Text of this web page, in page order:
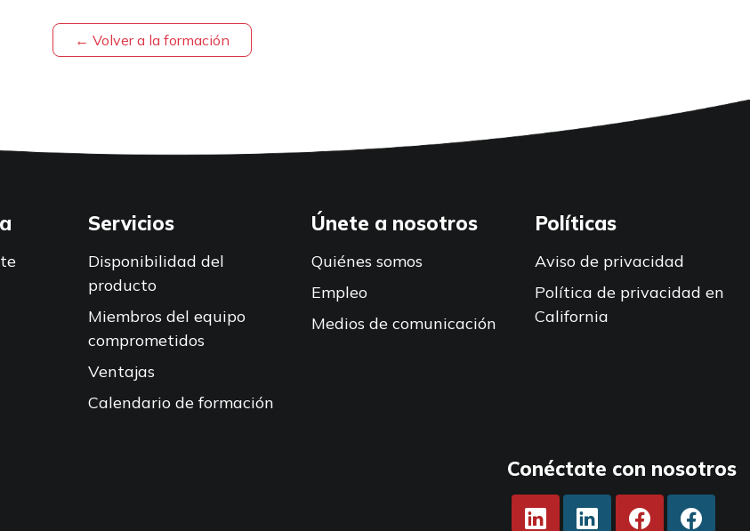
← Volver a la formación
Servicios
Disponibilidad del
producto
Miembros del equipo
comprometidos
Ventajas
Calendario de formación
Únete a nosotros
Quiénes somos
Empleo
Medios de comunicación
Políticas
Aviso de privacidad
Política de privacidad en
California
Conéctate con nosotros